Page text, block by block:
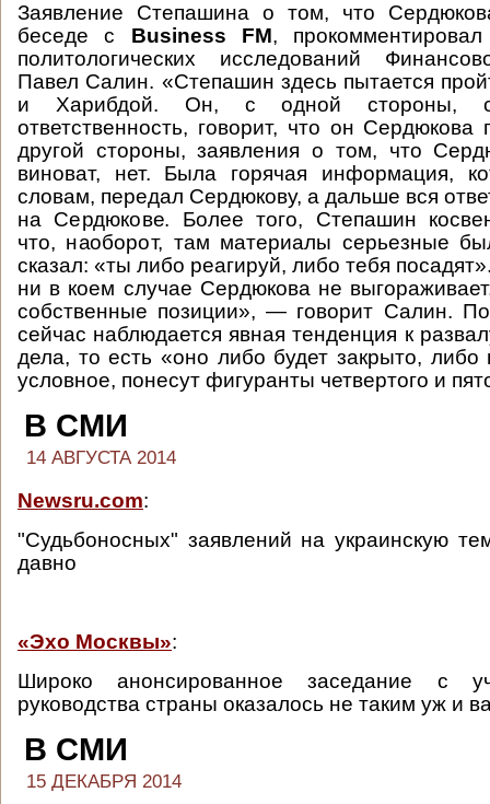
Заявление Степашина о том, что
беседе с Business FM,
политологических исследований
Павел Салин. «Степашин здесь пытается
и Харибдой. Он, с одной стороны,
ответственность, говорит, что он
другой стороны, заявления о том, что
виноват, нет. Была горячая информация,
словам, передал Сердюкову, а дальше вся
на Сердюкове. Более того, Степашин
что, наоборот, там материалы серьезные
сказал: «ты либо реагируй, либо тебя
ни в коем случае Сердюкова не
собственные позиции», — говорит Салин.
сейчас наблюдается явная тенденция к
дела, то есть «оно либо будет закрыто, либо
условное, понесут фигуранты четвертого и
В СМИ
14 АВГУСТА 2014
Newsru.com:
"Cудьбоносных" заявлений на украинскую
давно
«Эхо Москвы»:
Широко анонсированное заседание с
руководства страны оказалось не таким уж и
В СМИ
15 ДЕКАБРЯ 2014